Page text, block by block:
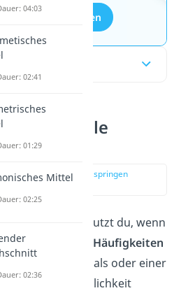
Aufgaben entdecken
erklärt
zur Stelle im Video springen
(00:13)
nutzt du, wenn
und relative Häufigkeiten
Merkmals oder einer
Auswahlmöglichkeit
04:03
02:41
01:29
Mittel
02:25
02:36